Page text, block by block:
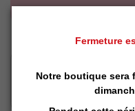
Vous
Fermeture
Notre boutique sera